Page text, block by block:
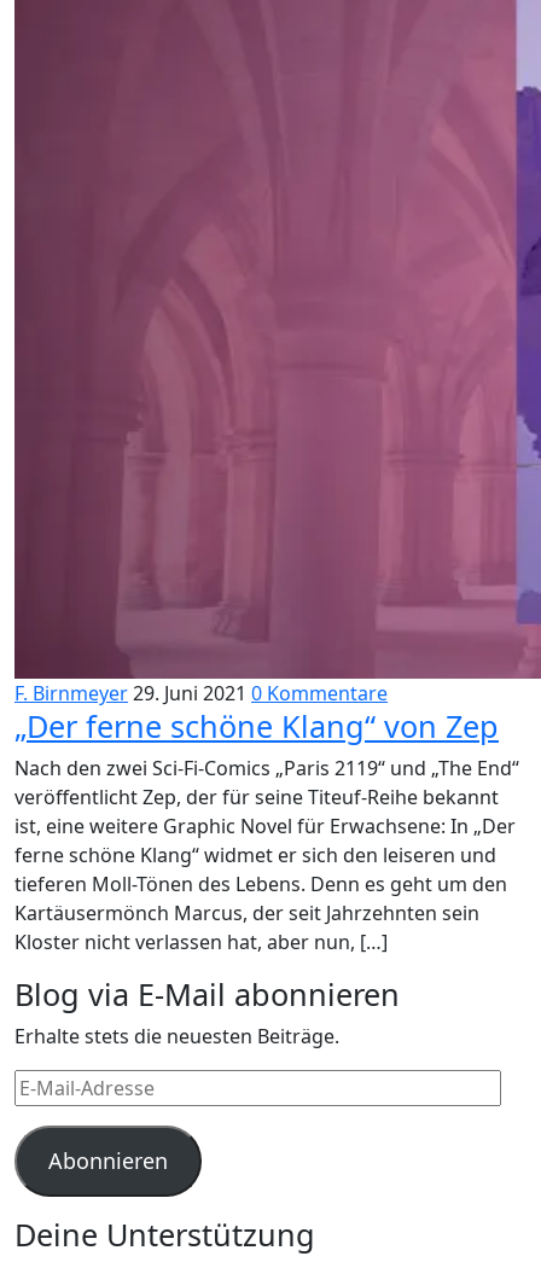
F. Birnmeyer29. Juni 2021 0 Kommentare
„Der ferne schöne Klang“ von Zep
Nach den zwei Sci-Fi-Comics „Paris 2119“ und „The End“
veröffentlicht Zep, der für seine Titeuf-Reihe bekannt
ist, eine weitere Graphic Novel für Erwachsene: In „Der
ferne schöne Klang“ widmet er sich den leiseren und
tieferen Moll-Tönen des Lebens. Denn es geht um den
Kartäusermönch Marcus, der seit Jahrzehnten sein
Kloster nicht verlassen hat, aber nun, […]
Blog via E-Mail abonnieren
Erhalte stets die neuesten Beiträge.
E-
Mail-
Adresse
Abonnieren
Deine Unterstützung